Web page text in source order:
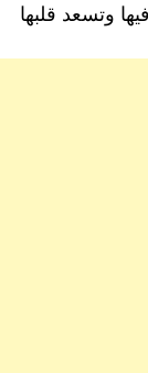
وتسعد قلبها